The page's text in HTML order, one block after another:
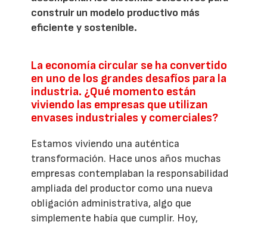
construir un modelo productivo más
eficiente y sostenible.
La economía circular se ha convertido
en uno de los grandes desafíos para la
industria. ¿Qué momento están
viviendo las empresas que utilizan
envases industriales y comerciales?
Estamos viviendo una auténtica
transformación. Hace unos años muchas
empresas contemplaban la responsabilidad
ampliada del productor como una nueva
obligación administrativa, algo que
simplemente había que cumplir. Hoy,